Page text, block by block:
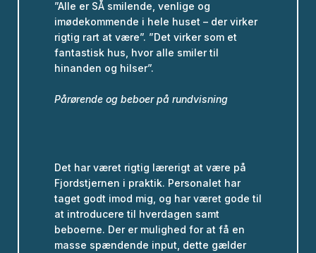
”Alle er SÅ smilende, venlige og
imødekommende i hele huset – der virker
rigtig rart at være”. ”Det virker som et
fantastisk hus, hvor alle smiler til
hinanden og hilser”.
Pårørende og beboer på rundvisning
Det har været rigtig lærerigt at være på
Fjordstjernen i praktik. Personalet har
taget godt imod mig, og har været gode til
at introducere til hverdagen samt
beboerne. Der er mulighed for at få en
masse spændende input, dette gælder